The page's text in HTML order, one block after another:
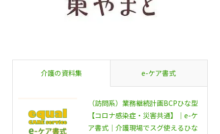
介護の資料集 e-ケア書式
（訪問系）業務継続計画BCPひな型
【コロナ感染症・災害共通】｜e-ケ
ア書式｜介護現場でスグ使えるひな